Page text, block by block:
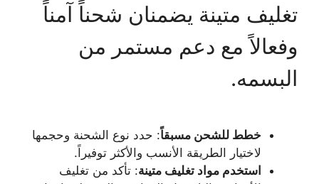
تغليف متينة يضمنان شحناً آمناً
وفعالاً مع دعم مستمر من
البسمه.
خطط للشحن مسبقاً: حدد نوع الشحنة وحجمها
لاختيار الطريقة الأنسب والأكثر توفيراً.
استخدم مواد تغليف متينة: تأكد من تغليف